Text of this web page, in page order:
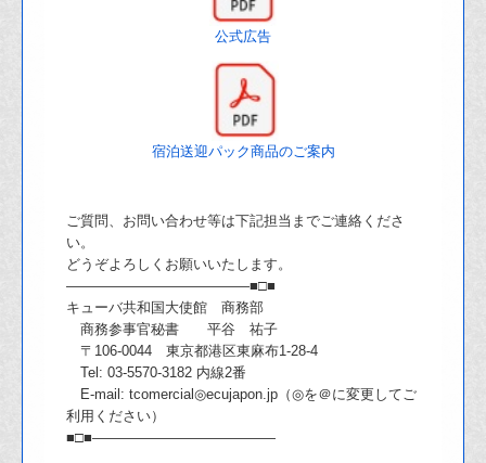
公式広告
宿泊送迎パック商品のご案内
ご質問、お問い合わせ等は下記担当までご連絡くださ
い。
どうぞよろしくお願いいたします。
―――――――――――――■□■
キューバ共和国大使館 商務部
商務参事官秘書 平谷 祐子
〒106-0044 東京都港区東麻布1-28-4
Tel: 03-5570-3182 内線2番
E-mail: tcomercial◎ecujapon.jp（◎を＠に変更してご
利用ください）
■□■―――――――――――――